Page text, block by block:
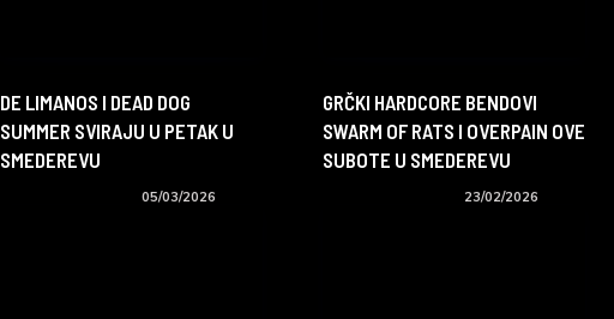
DE LIMANOS I DEAD DOG
SUMMER SVIRAJU U PETAK U
SMEDEREVU
05/03/2026
GRČKI HARDCORE BENDOVI
SWARM OF RATS I OVERPAIN OVE
SUBOTE U SMEDEREVU
23/02/2026